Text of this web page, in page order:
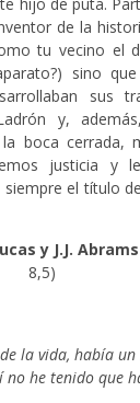
de la
tu vecino el
sino
sus
y,
boca cerrada,
justicia y
el título de
y J.J. Abrams
8,5)
la vida, había
no he tenido que